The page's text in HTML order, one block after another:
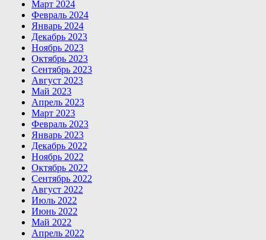
Март 2024
Февраль 2024
Январь 2024
Декабрь 2023
Ноябрь 2023
Октябрь 2023
Сентябрь 2023
Август 2023
Май 2023
Апрель 2023
Март 2023
Февраль 2023
Январь 2023
Декабрь 2022
Ноябрь 2022
Октябрь 2022
Сентябрь 2022
Август 2022
Июль 2022
Июнь 2022
Май 2022
Апрель 2022